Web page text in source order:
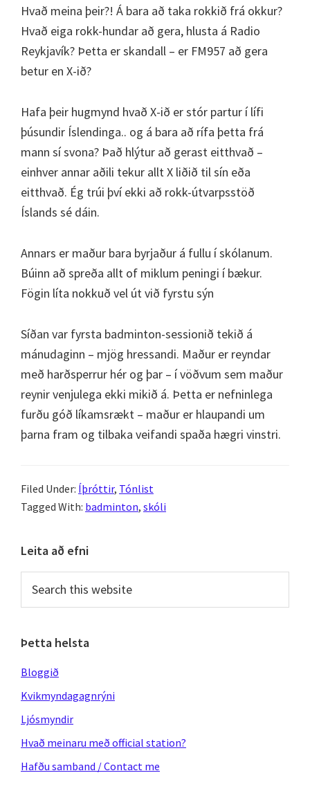
Hvað meina þeir?! Á bara að taka rokkið frá okkur?
Hvað eiga rokk-hundar að gera, hlusta á Radio
Reykjavík? Þetta er skandall – er FM957 að gera
betur en X-ið?
Hafa þeir hugmynd hvað X-ið er stór partur í lífi
þúsundir Íslendinga.. og á bara að rífa þetta frá
mann sí svona? Það hlýtur að gerast eitthvað –
einhver annar aðili tekur allt X liðið til sín eða
eitthvað. Ég trúi því ekki að rokk-útvarpsstöð
Íslands sé dáin.
Annars er maður bara byrjaður á fullu í skólanum.
Búinn að spreða allt of miklum peningi í bækur.
Fögin líta nokkuð vel út við fyrstu sýn
Síðan var fyrsta badminton-sessionið tekið á
mánudaginn – mjög hressandi. Maður er reyndar
með harðsperrur hér og þar – í vöðvum sem maður
reynir venjulega ekki mikið á. Þetta er nefninlega
furðu góð líkamsrækt – maður er hlaupandi um
þarna fram og tilbaka veifandi spaða hægri vinstri.
Filed Under: Íþróttir, Tónlist
Tagged With: badminton, skóli
Primary
Sidebar
Leita að efni
this
Þetta helsta
Bloggið
Kvikmyndagagnrýni
Ljósmyndir
Hvað meinaru með official station?
Hafðu samband / Contact me